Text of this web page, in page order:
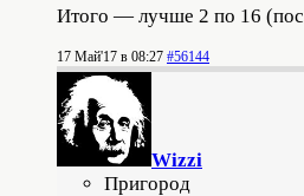
Итого — лучше 2 по 16
17 Май'17 в 08:27 #56144
Wizzi
Пригород